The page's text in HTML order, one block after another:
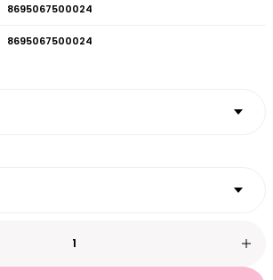
8695067500024
8695067500024